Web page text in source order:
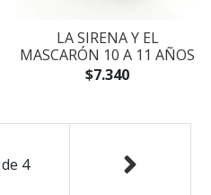
LA SIRENA Y EL
MASCARÓN 10 A 11 AÑOS
$7.340
de 4